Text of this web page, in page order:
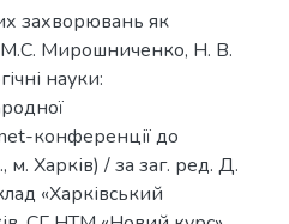
захворювань як
М.С. Мирошниченко, Н. В.
науки:
конференції до
м. Харків) / за заг. ред. Д.
«Харківський